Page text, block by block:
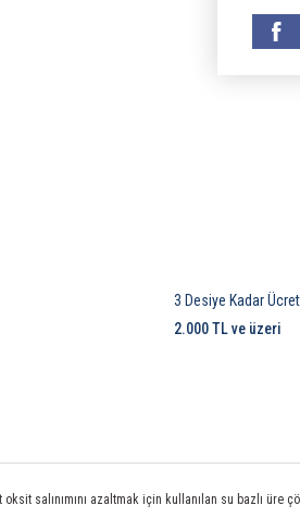
3 Desiye Kadar
2.000 TL ve üzeri
salınımını azaltmak için kullanılan su bazlı üre